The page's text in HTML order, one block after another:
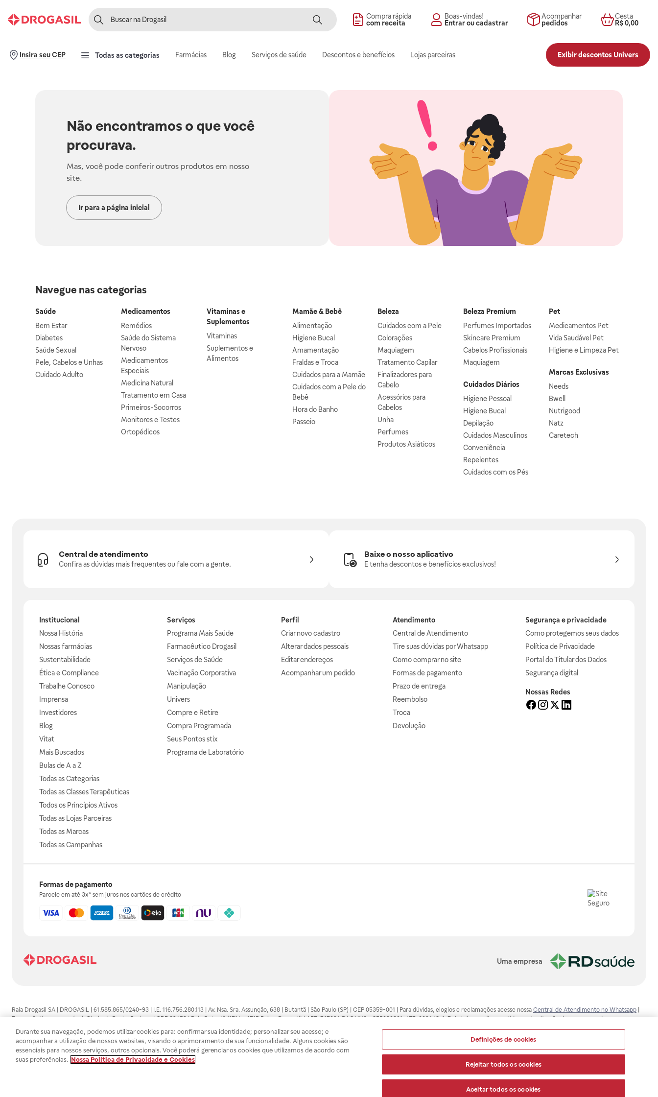
Compra rápida
com receita
Boas-vindas!
Entrar ou cadastrar
Acompanhar
pedidos
Cesta
R$ 0,00
Insira seu CEP Todas as categorias Farmácias Blog Serviços de saúde Descontos e benefícios Lojas parceiras Exibir descontos Univers
Não encontramos o que você
procurava.
Mas, você pode conferir outros produtos em nosso
site.
Ir para a página inicial
Navegue nas categorias
Saúde
Bem Estar
Diabetes
Saúde Sexual
Pele, Cabelos e Unhas
Cuidado Adulto
Medicamentos
Remédios
Saúde do Sistema
Nervoso
Medicamentos
Especiais
Medicina Natural
Tratamento em Casa
Primeiros-Socorros
Monitores e Testes
Ortopédicos
Vitaminas e
Suplementos
Vitaminas
Suplementos e
Alimentos
Mamãe & Bebê
Alimentação
Higiene Bucal
Amamentação
Fraldas e Troca
Cuidados para a Mamãe
Cuidados com a Pele do
Bebê
Hora do Banho
Passeio
Beleza
Cuidados com a Pele
Colorações
Maquiagem
Tratamento Capilar
Finalizadores para
Cabelo
Acessórios para
Cabelos
Unha
Perfumes
Produtos Asiáticos
Beleza Premium
Perfumes Importados
Skincare Premium
Cabelos Profissionais
Maquiagem
Cuidados Diários
Higiene Pessoal
Higiene Bucal
Depilação
Cuidados Masculinos
Conveniência
Repelentes
Cuidados com os Pés
Pet
Medicamentos Pet
Vida Saudável Pet
Higiene e Limpeza Pet
Marcas Exclusivas
Needs
Bwell
Nutrigood
Natz
Caretech
Central de atendimento
Confira as dúvidas mais frequentes ou fale com a gente.
Baixe o nosso aplicativo
E tenha descontos e benefícios exclusivos!
Institucional
Nossa História
Nossas farmácias
Sustentabilidade
Ética e Compliance
Trabalhe Conosco
Imprensa
Investidores
Blog
Vitat
Mais Buscados
Bulas de A a Z
Todas as Categorias
Todas as Classes Terapêuticas
Todos os Princípios Ativos
Todas as Lojas Parceiras
Todas as Marcas
Todas as Campanhas
Serviços
Programa Mais Saúde
Farmacêutico Drogasil
Serviços de Saúde
Vacinação Corporativa
Manipulação
Univers
Compre e Retire
Compra Programada
Seus Pontos stix
Programa de Laboratório
Perfil
Criar novo cadastro
Alterar dados pessoais
Editar endereços
Acompanhar um pedido
Atendimento
Central de Atendimento
Tire suas dúvidas por Whatsapp
Como comprar no site
Formas de pagamento
Prazo de entrega
Reembolso
Troca
Devolução
Segurança e privacidade
Como protegemos seus dados
Política de Privacidade
Portal do Titular dos Dados
Segurança digital
Nossas Redes
Formas de pagamento
Parcele em até 3x* sem juros nos cartões de crédito
Uma empresa
Raia Drogasil SA | DROGASIL | 61.585.865/0240-93 | I.E. 116.756.280.113 | Av. Nsa. Sra. Assunção, 638 | Butantã | São Paulo (SP) | CEP 05359-001 | Para dúvidas, elogios e reclamações acesse nossa Central de Atendimento no Whatsapp
Farmacêutico responsável: Gisele da Penha Barbosa | CRF 89453 | Polo Butantã (1714 e 1715 Raia e Drogasil) | AFE: 7.17094.5 | CMVS - 355030801-477-002443-1-7. As informações contidas neste site não devem ser usadas para
automedicação e não substituem, em hipótese alguma, as orientações dadas pelo profissional da área médica. Somente o médico está apto a diagnosticar qualquer problema de saúde e prescrever o tratamento adequado. Ao
persistirem os sintomas, um médico deverá ser consultado. Os preços e promoções divulgados no site são válidos apenas para compras feitas pela internet. Maiores esclarecimentos, consultar o site: www.anvisa.gov.br. A Raia Drogasil
SA trabalha com as tecnologias mais avançadas de proteção de dados, para que você possa realizar suas compras com tranquilidade. A privacidade e a segurança dos clientes são compromissos da Raia Drogasil SA. Todos os pedidos
efetuados estão sujeitos à confirmação da disponibilidade de produto em nosso estoque.
Durante sua navegação, podemos utilizar cookies para: confirmar sua identidade; personalizar seu acesso; e
acompanhar a utilização de nossos websites, visando o aprimoramento de sua funcionalidade. Alguns cookies são
essenciais para nossos serviços, outros opcionais. Você poderá gerenciar os cookies que utilizamos de acordo com
suas preferências. Nossa Política de Privacidade e Cookies
Definições de cookies
Rejeitar todos os cookies
Aceitar todos os cookies